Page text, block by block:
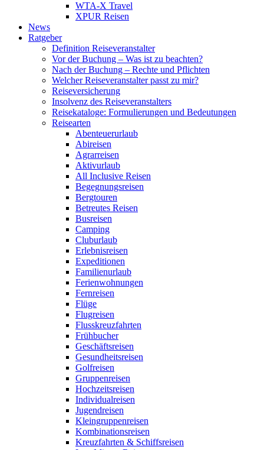
WTA-X Travel
XPUR Reisen
News
Ratgeber
Definition Reiseveranstalter
Vor der Buchung – Was ist zu beachten?
Nach der Buchung – Rechte und Pflichten
Welcher Reiseveranstalter passt zu mir?
Reiseversicherung
Insolvenz des Reiseveranstalters
Reisekataloge: Formulierungen und Bedeutungen
Reisearten
Abenteuerurlaub
Abireisen
Agrarreisen
Aktivurlaub
All Inclusive Reisen
Begegnungsreisen
Bergtouren
Betreutes Reisen
Busreisen
Camping
Cluburlaub
Erlebnisreisen
Expeditionen
Familienurlaub
Ferienwohnungen
Fernreisen
Flüge
Flugreisen
Flusskreuzfahrten
Frühbucher
Geschäftsreisen
Gesundheitsreisen
Golfreisen
Gruppenreisen
Hochzeitsreisen
Individualreisen
Jugendreisen
Kleingruppenreisen
Kombinationsreisen
Kreuzfahrten & Schiffsreisen